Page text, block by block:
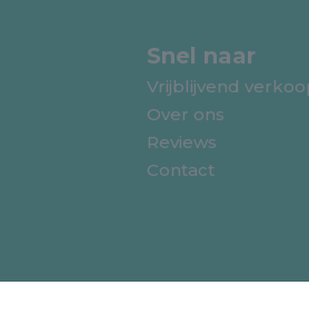
Snel naar
Vrijblijvend
Over ons
Reviews
Contact